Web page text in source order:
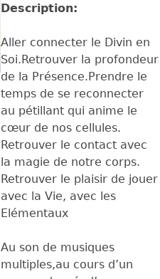
Description:
Aller connecter le Divin en
Soi.Retrouver la profondeur
de la Présence.Prendre le
temps de se reconnecter
au pétillant qui anime le
cœur de nos cellules.
Retrouver le contact avec
la magie de notre corps.
Retrouver le plaisir de jouer
avec la Vie, avec les
Elémentaux
Au son de musiques
multiples,au cours d’un